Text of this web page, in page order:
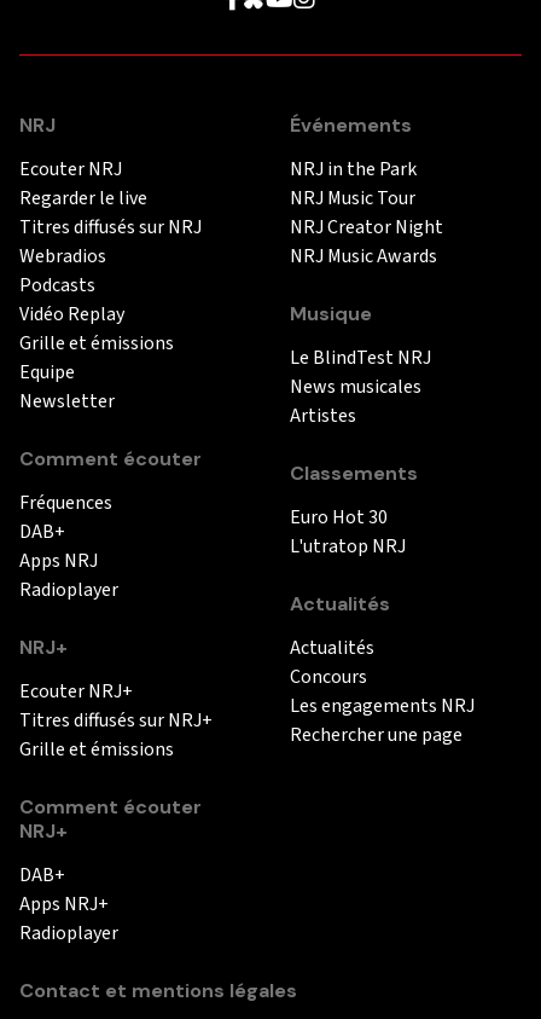
NRJ
Ecouter NRJ
Regarder le live
Titres diffusés sur NRJ
Webradios
Podcasts
Vidéo Replay
Grille et émissions
Equipe
Newsletter
Comment écouter
Fréquences
DAB+
Apps NRJ
Radioplayer
NRJ+
Ecouter NRJ+
Titres diffusés sur NRJ+
Grille et émissions
Comment écouter
NRJ+
DAB+
Apps NRJ+
Radioplayer
Événements
NRJ in the Park
NRJ Music Tour
NRJ Creator Night
NRJ Music Awards
Musique
Le BlindTest NRJ
News musicales
Artistes
Classements
Euro Hot 30
L'utratop NRJ
Actualités
Actualités
Concours
Les engagements NRJ
Rechercher une page
Contact et mentions légales